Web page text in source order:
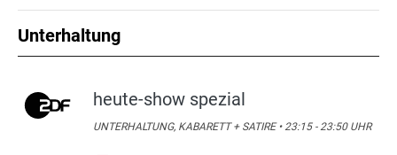
Unterhaltung
heute-show spezial
UNTERHALTUNG, KABARETT + SATIRE • 23:15 - 23:50 UHR